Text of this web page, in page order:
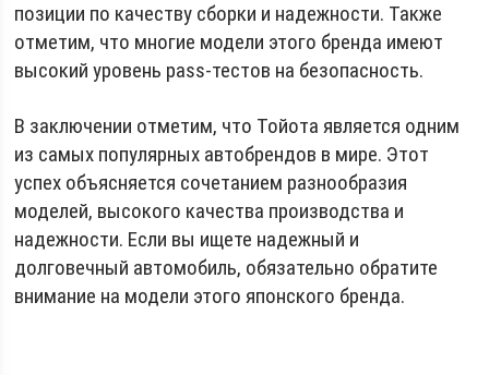
позиции по качеству сборки и надежности. Также
отметим, что многие модели этого бренда имеют
высокий уровень pass-тестов на безопасность.
В заключении отметим, что Тойота является одним
из самых популярных автобрендов в мире. Этот
успех объясняется сочетанием разнообразия
моделей, высокого качества производства и
надежности. Если вы ищете надежный и
долговечный автомобиль, обязательно обратите
внимание на модели этого японского бренда.